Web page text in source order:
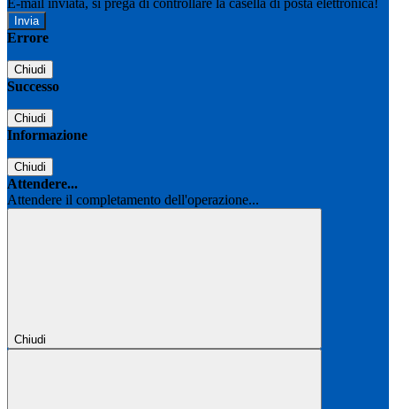
E-mail inviata, si prega di controllare la casella di posta elettronica!
Errore
Chiudi
Successo
Chiudi
Informazione
Chiudi
Attendere...
Attendere il completamento dell'operazione...
Chiudi